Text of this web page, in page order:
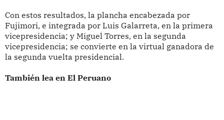
Con estos resultados, la plancha encabezada por
Fujimori, e integrada por Luis Galarreta, en la primera
vicepresidencia; y Miguel Torres, en la segunda
vicepresidencia; se convierte en la virtual ganadora de
la segunda vuelta presidencial.
También lea en El Peruano